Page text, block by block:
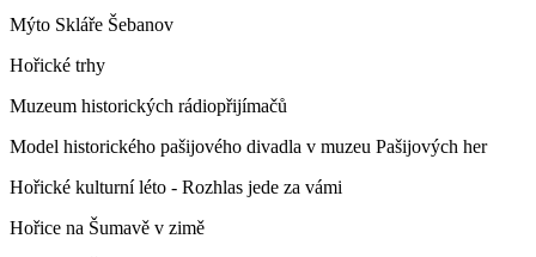
Mýto Skláře Šebanov
Hořické trhy
Muzeum historických rádiopřijímačů
Model historického pašijového divadla v muzeu Pašijových her
Hořické kulturní léto - Rozhlas jede za vámi
Hořice na Šumavě v zimě